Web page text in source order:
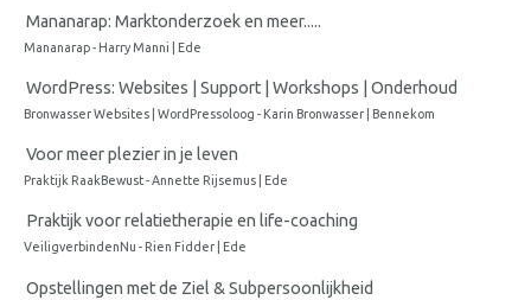
Mananarap: Marktonderzoek en meer.....
Mananarap - Harry Manni | Ede
WordPress: Websites | Support | Workshops | Onderhoud
Bronwasser Websites | WordPressoloog - Karin Bronwasser | Bennekom
Voor meer plezier in je leven
Praktijk RaakBewust - Annette Rijsemus | Ede
Praktijk voor relatietherapie en life-coaching
VeiligverbindenNu - Rien Fidder | Ede
Opstellingen met de Ziel & Subpersoonlijkheid